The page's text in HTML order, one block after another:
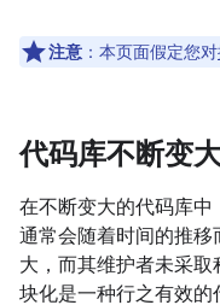
注意 ：本页面假定您对
代码库不断变
在不断变大的代码库
通常会随着时间的推
大，而其维护者未采
块化是一种行之有效